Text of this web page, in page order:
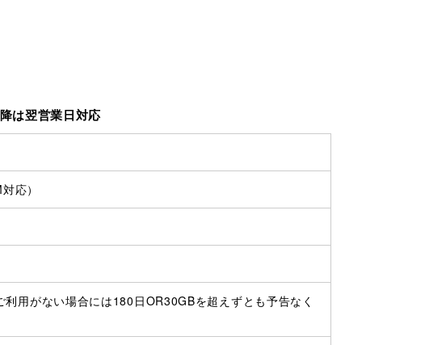
は翌営業日対応
応）
用がない場合には180日OR30GBを超えずとも予告なく